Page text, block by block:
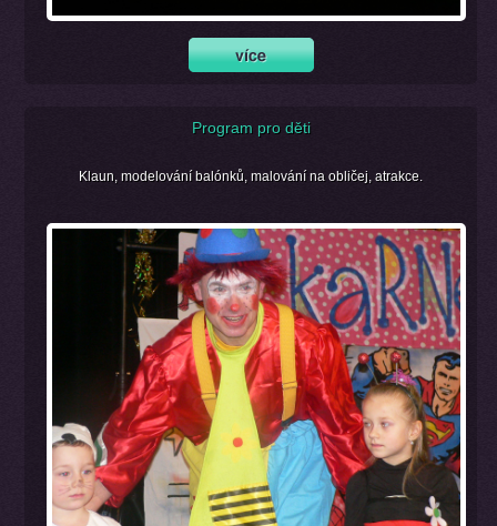
Program pro děti
Klaun, modelování balónků, malování na obličej, atrakce.